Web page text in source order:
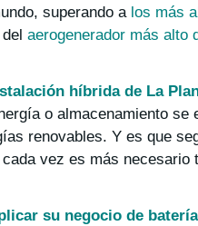
superando a los más
aerogenerador más alto
híbrida de La
o almacenamiento
renovables. Y es que
vez es más
su negocio de